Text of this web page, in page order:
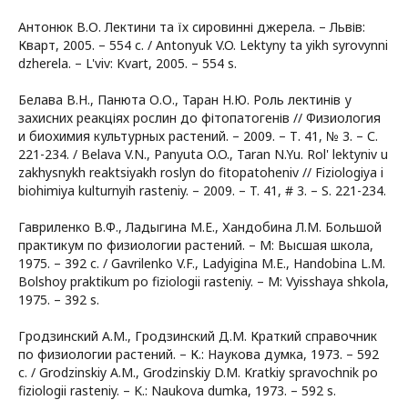
Антонюк В.О. Лектини та їх сировинні джерела. – Львів:
Кварт, 2005. – 554 с. / Antonyuk V.O. Lektyny ta yikh syrovynni
dzherela. – L'viv: Kvart, 2005. – 554 s.
Белава В.Н., Панюта О.О., Таран Н.Ю. Роль лектинів у
захисних реакціях рослин до фітопатогенів // Физиология
и биохимия культурных растений. – 2009. – Т. 41, № 3. – С.
221-234. / Belava V.N., Panyuta O.O., Taran N.Yu. Rol' lektyniv u
zakhysnykh reaktsiyakh roslyn do fitopatoheniv // Fiziologiya i
biohimiya kulturnyih rasteniy. – 2009. – T. 41, # 3. – S. 221-234.
Гавриленко В.Ф., Ладыгина М.Е., Хандобина Л.М. Большой
практикум по физиологии растений. – М: Высшая школа,
1975. – 392 с. / Gavrilenko V.F., Ladyigina M.E., Handobina L.M.
Bolshoy praktikum po fiziologii rasteniy. – M: Vyisshaya shkola,
1975. – 392 s.
Гродзинский А.М., Гродзинский Д.М. Краткий справочник
по физиологии растений. – К.: Наукова думка, 1973. – 592
с. / Grodzinskiy A.M., Grodzinskiy D.M. Kratkiy spravochnik po
fiziologii rasteniy. – K.: Naukova dumka, 1973. – 592 s.